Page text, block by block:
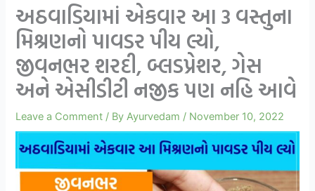
અઠવાડિયામાં એકવાર આ 3 વસ્તુના
મિશ્રણનો પાવડર પીય લ્યો,
જીવનભર શરદી, બ્લડપ્રેશર, ગેસ
અને એસીડીટી નજીક પણ નહિ આવે
Leave a Comment / ByAyurvedam / November 10, 2022